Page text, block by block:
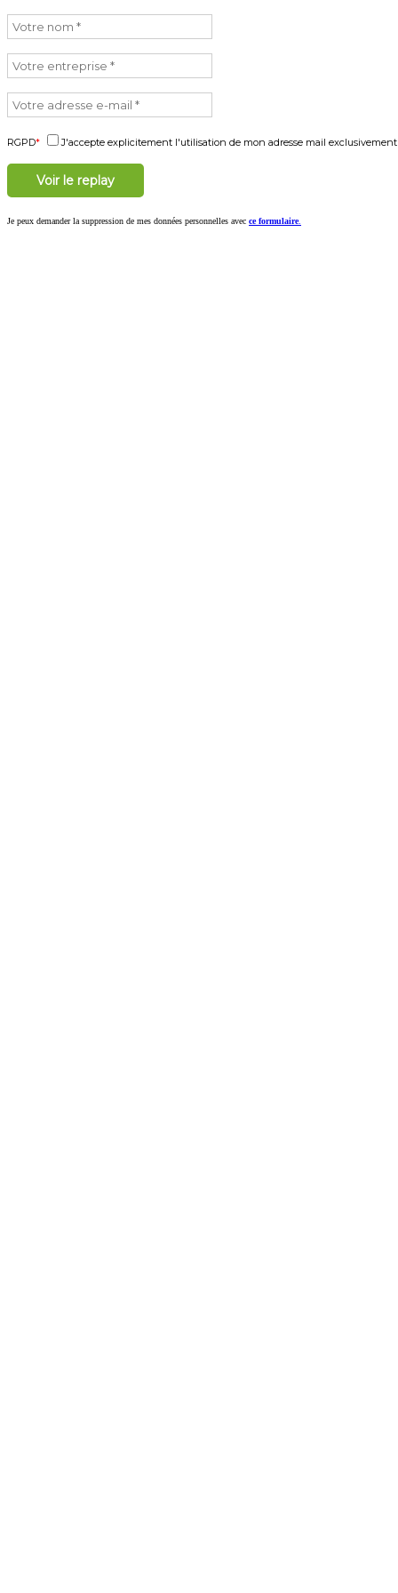
RGPD J'accepte explicitement l'utilisation de mon adresse mail
Je peux demander la suppression de mes données personnelles avec ce formulaire.